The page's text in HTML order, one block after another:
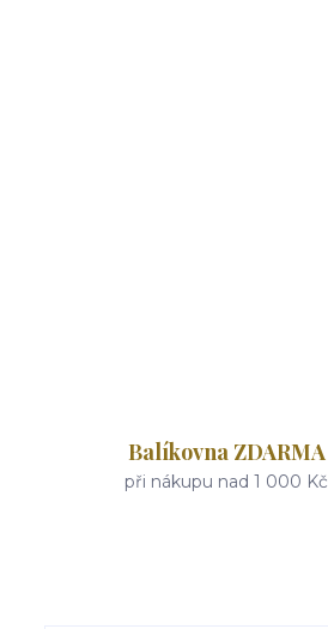
Balíkovna ZDARMA
při nákupu nad 1 000 Kč